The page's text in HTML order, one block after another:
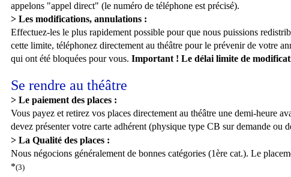
appelons "appel direct" (le numéro de téléphone est précisé).
> Les modifications, annulations :
Effectuez-les le plus rapidement possible pour que nous puissions
cette limite, téléphonez directement au théâtre pour le prévenir de votre
qui ont été bloquées pour vous. Important ! Le délai limite de
Se rendre au théâtre
> Le paiement des places :
Vous payez et retirez vos places directement au théâtre une demi-heure
devez présenter votre carte adhérent (physique type CB sur demande ou
> La Qualité des places :
Nous négocions généralement de bonnes catégories (1ère cat.). Le
*(3)